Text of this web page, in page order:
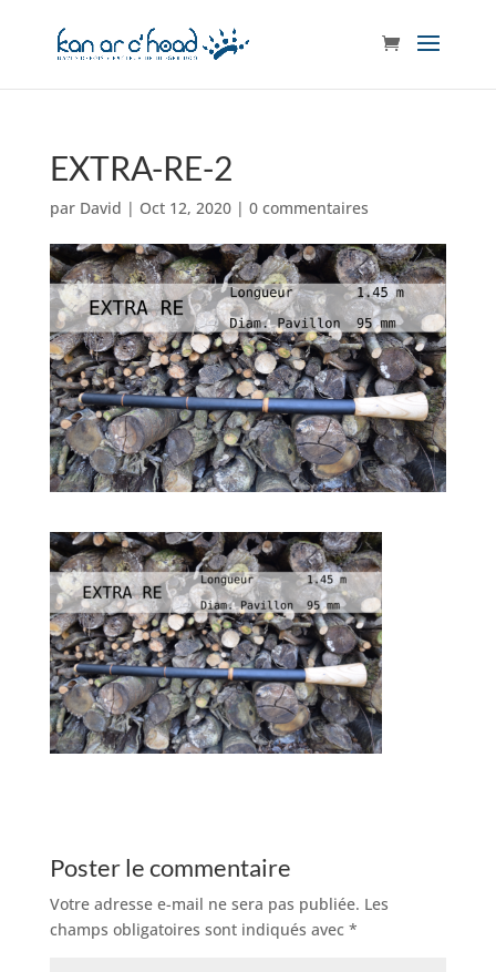
EXTRA-RE-2
par David | Oct 12, 2020| 0 commentaires
Poster le commentaire
Votre adresse e-mail ne sera pas publiée. Les
champs obligatoires sont indiqués avec *